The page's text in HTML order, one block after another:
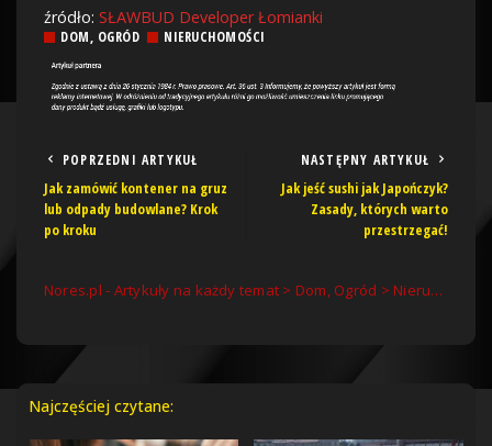
źródło: SŁAWBUD Developer Łomianki
DOM, OGRÓD NIERUCHOMOŚCI
POPRZEDNI ARTYKUŁ
Jak zamówić kontener na gruz
lub odpady budowlane? Krok
po kroku
NASTĘPNY ARTYKUŁ
Jak jeść sushi jak Japończyk?
Zasady, których warto
przestrzegać!
Nores.pl - Artykuły na każdy temat > Dom, Ogród > Nieruchomości
Najczęściej czytane: